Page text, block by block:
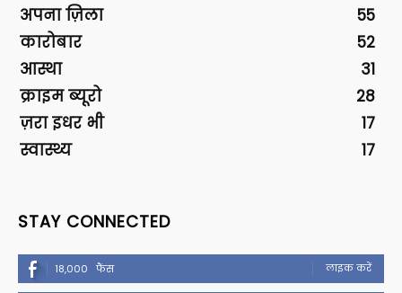
अपना ज़िला
55
कारोबार
52
आस्था
31
क्राइम ब्यूरो
28
ज़रा इधर भी
17
स्वास्थ्य
17
STAY CONNECTED
18,000 फैंस लाइक करें